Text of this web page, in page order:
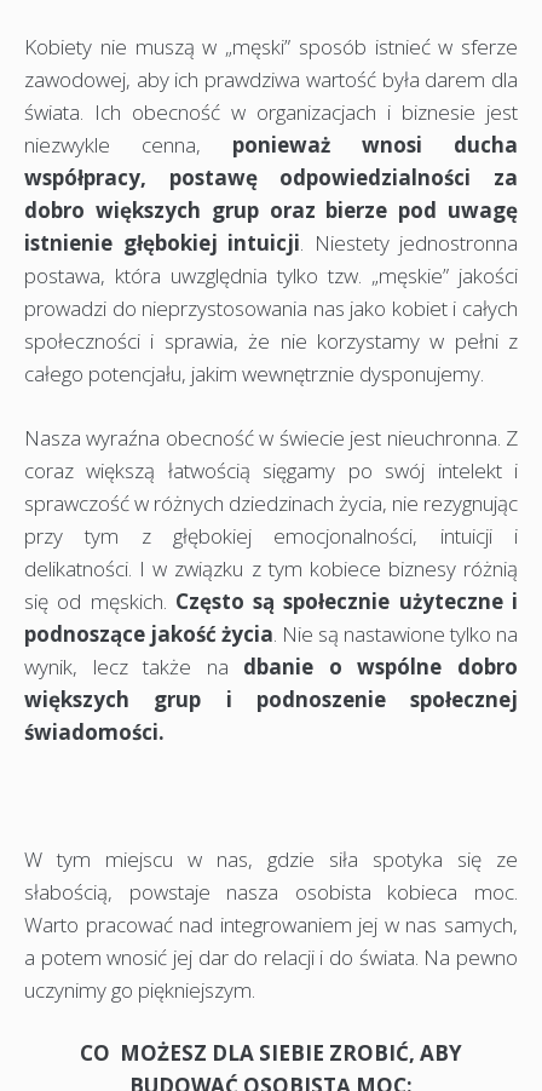
Kobiety nie muszą w „męski” sposób istnieć w sferze
zawodowej, aby ich prawdziwa wartość była darem dla
świata. Ich obecność w organizacjach i biznesie jest
niezwykle cenna, ponieważ wnosi ducha
współpracy, postawę odpowiedzialności za
dobro większych grup oraz bierze pod uwagę
istnienie głębokiej intuicji. Niestety jednostronna
postawa, która uwzględnia tylko tzw. „męskie” jakości
prowadzi do nieprzystosowania nas jako kobiet i całych
społeczności i sprawia, że nie korzystamy w pełni z
całego potencjału, jakim wewnętrznie dysponujemy.
Nasza wyraźna obecność w świecie jest nieuchronna. Z
coraz większą łatwością sięgamy po swój intelekt i
sprawczość w różnych dziedzinach życia, nie rezygnując
przy tym z głębokiej emocjonalności, intuicji i
delikatności. I w związku z tym kobiece biznesy różnią
się od męskich. Często są społecznie użyteczne i
podnoszące jakość życia . Nie są nastawione tylko na
wynik, lecz także na dbanie o wspólne dobro
większych grup i podnoszenie społecznej
świadomości.
W tym miejscu w nas, gdzie siła spotyka się ze
słabością, powstaje nasza osobista kobieca moc.
Warto pracować nad integrowaniem jej w nas samych,
a potem wnosić jej dar do relacji i do świata. Na pewno
uczynimy go piękniejszym.
CO MOŻESZ DLA SIEBIE ZROBIĆ, ABY